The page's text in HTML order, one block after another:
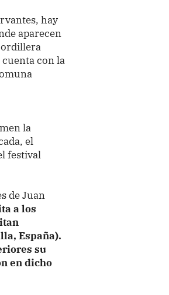
hay
aparecen
con la
la
el
festival
de Juan
a los
España).
su
en dicho